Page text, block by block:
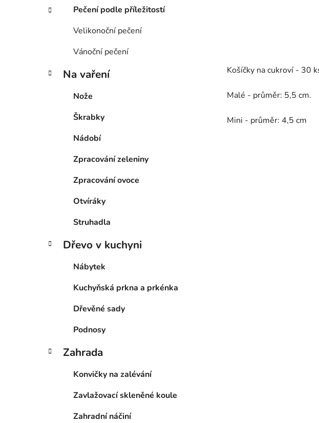
Pečení podle příležitostí
Velikonoční pečení
Vánoční pečení
Na vaření
Nože
Škrabky
Nádobí
Zpracování zeleniny
Zpracování ovoce
Otvíráky
Struhadla
Dřevo v kuchyni
Nábytek
Kuchyňská prkna a prkénka
Dřevěné sady
Podnosy
Zahrada
Konvičky na zalévání
Zavlažovací skleněné koule
Zahradní náčiní
Košíčky na cukroví - 30
Malé - průměr: 5,5 cm.
Mini - průměr: 4,5 cm